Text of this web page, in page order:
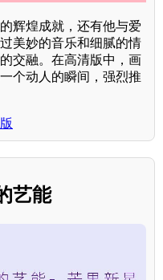
辉煌成就，还有他与爱
美妙的音乐和细腻的情
交融。在高清版中，画
个动人的瞬间，强烈推
艺能